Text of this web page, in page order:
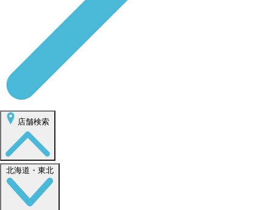
店舗検索
北海道・東北